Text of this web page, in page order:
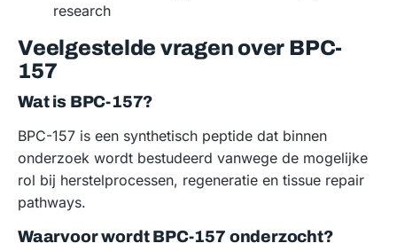
research
Veelgestelde vragen over BPC-
157
Wat is BPC-157?
BPC-157 is een synthetisch peptide dat binnen
onderzoek wordt bestudeerd vanwege de mogelijke
rol bij herstelprocessen, regeneratie en tissue repair
pathways.
Waarvoor wordt BPC-157 onderzocht?